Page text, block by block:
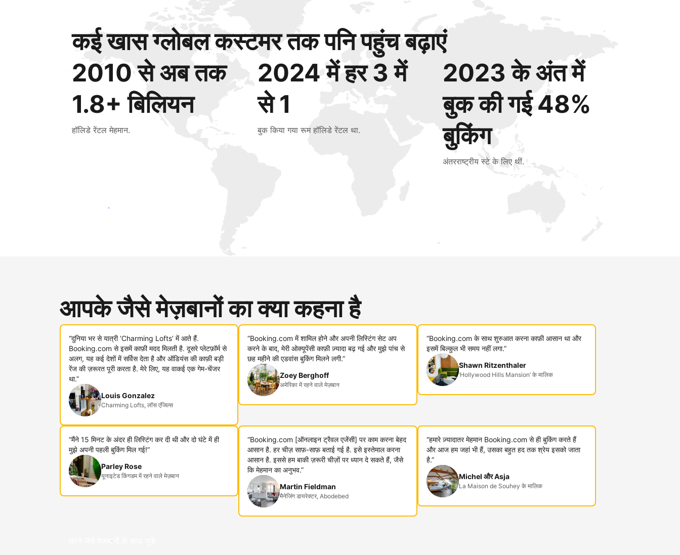
कई खास ग्लोबल कस्टमर तक पनि पहुंच बढ़ाएं
2010 से अब तक
1.8+ बिलियन
हॉलिडे रेंटल मेहमान.
2024 में हर 3 में
से 1
बुक किया गया रूम हॉलिडे रेंटल था.
2023 के अंत में
बुक की गई 48%
बुकिंग
अंतरराष्ट्रीय स्टे के लिए थीं.
आज ही नए मेहमानों तक पहुंचें
आपके जैसे मेज़बानों का क्या कहना है
“दुनिया भर से यात्री ‘Charming Lofts’ में आते हैं.
Booking.com से इसमें काफ़ी मदद मिलती है. दूसरे प्लेटफ़ॉर्म से
अलग, यह कई देशों में सर्विस देता है और ऑडियंस की काफ़ी बड़ी
रेंज की ज़रूरत पूरी करता है. मेरे लिए, यह वाकई एक गेम-चेंजर
था.”
Louis Gonzalez
Charming Lofts, लॉस एंजिल्स
“Booking.com में शामिल होने और अपनी लिस्टिंग सेट अप
करने के बाद, मेरी ओक्यूपेंसी काफ़ी ज़्यादा बढ़ गई और मुझे पांच से
छह महीने की एडवांस बुकिंग मिलने लगी.”
Zoey Berghoff
अमेरिका में रहने वाले मेज़बान
“Booking.com के साथ शुरुआत करना काफ़ी आसान था और
इसमें बिल्कुल भी समय नहीं लगा.”
Shawn Ritzenthaler
‘Hollywood Hills Mansion’ के मालिक
“मैंने 15 मिनट के अंदर ही लिस्टिंग कर दी थी और दो घंटे में ही
मुझे अपनी पहली बुकिंग मिल गई!”
Parley Rose
यूनाइटेड किंगडम में रहने वाले मेज़बान
“Booking.com [ऑनलाइन ट्रैवल एजेंसी] पर काम करना बेहद
आसान है. हर चीज़ साफ़-साफ़ बताई गई है. इसे इस्तेमाल करना
आसान है. इससे हम बाकी ज़रूरी चीज़ों पर ध्यान दे सकते हैं, जैसे
कि मेहमान का अनुभव.”
Martin Fieldman
मैनेजिंग डायरेक्टर, Abodebed
“हमारे ज़्यादातर मेहमान Booking.com से ही बुकिंग करते हैं
और आज हम जहां भी हैं, उसका बहुत हद तक श्रेय इसको जाता
है.”
Michel और Asja
La Maison de Souhey के मालिक
अपने जैसे मेज़बानों के साथ जुड़ें